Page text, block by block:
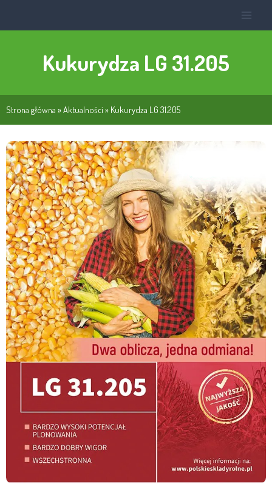
Kukurydza LG 31.205
Strona główna »Aktualności » Kukurydza LG 31.205